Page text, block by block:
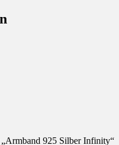
„Armband 925 Silber Infinity“